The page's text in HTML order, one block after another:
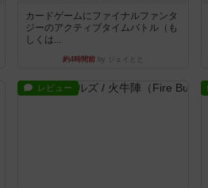
カードゲームにファイナルファンタ
ジーのアクティブタイムバトル（も
しくは...
約4時間前 by ジェイとと
レビュー